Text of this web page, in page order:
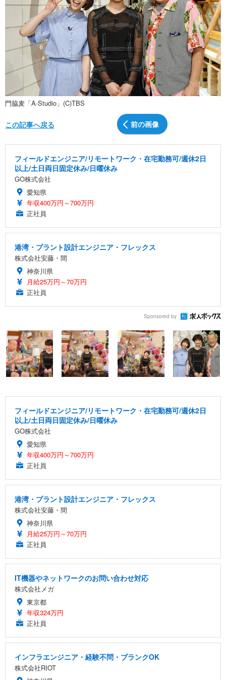
門脇麦「A-Studio」(C)TBS
前の画像
この記事へ戻る
フィールドエンジニア/リモートワーク・在宅勤務可/週休2日
以上/土日両日固定休み/日曜休み
GO株式会社
愛知県
年収400万円～700万円
正社員
港湾・プラント設計エンジニア・フレックス
株式会社安藤・間
神奈川県
月給25万円～70万円
正社員
Sponsored by
フィールドエンジニア/リモートワーク・在宅勤務可/週休2日
以上/土日両日固定休み/日曜休み
GO株式会社
愛知県
年収400万円～700万円
正社員
港湾・プラント設計エンジニア・フレックス
株式会社安藤・間
神奈川県
月給25万円～70万円
正社員
IT機器やネットワークのお問い合わせ対応
株式会社メガ
東京都
年収324万円
正社員
インフラエンジニア・経験不問・ブランクOK
株式会社RIOT